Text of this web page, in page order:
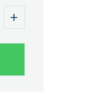
+